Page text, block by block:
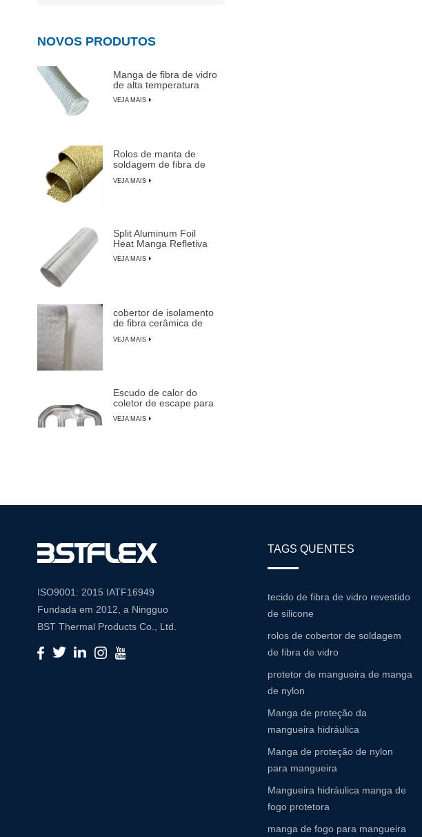
NOVOS PRODUTOS
Manga de fibra de vidro
de alta temperatura
VEJA MAIS
Rolos de manta de
soldagem de fibra de
vermiculita
VEJA MAIS
Split Aluminum Foil
Heat Manga Refletiva
VEJA MAIS
cobertor de isolamento
de fibra cerâmica de
VEJA MAIS
Escudo de calor do
coletor de escape para
SUVs
VEJA MAIS
ISO9001: 2015 IATF16949
Fundada em 2012, a Ningguo
BST Thermal Products Co., Ltd.
é um fabricante líder
especializado em soluções
TAGS QUENTES
tecido de fibra de vidro revestido
de silicone
rolos de cobertor de soldagem
de fibra de vidro
protetor de mangueira de manga
de nylon
Manga de proteção da
mangueira hidráulica
Manga de proteção de nylon
para mangueira
Mangueira hidráulica manga de
fogo protetora
manga de fogo para mangueira